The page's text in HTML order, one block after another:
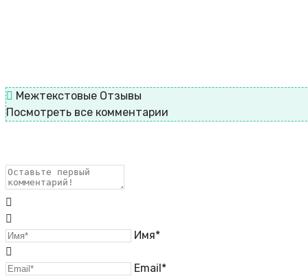
Межтекстовые Отзывы
Посмотреть все комментарии
Имя*
Email*